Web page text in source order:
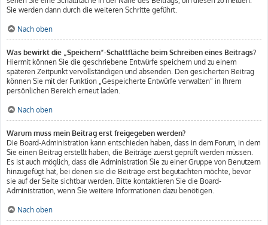
Sie werden dann durch die weiteren Schritte geführt.
Nach oben
Was bewirkt die „Speichern“-Schaltfläche beim Schreiben eines Beitrags?
Hiermit können Sie die geschriebene Entwürfe speichern und zu einem
späteren Zeitpunkt vervollständigen und absenden. Den gesicherten Beitrag
können Sie mit der Funktion „Gespeicherte Entwürfe verwalten“ in Ihrem
persönlichen Bereich erneut laden.
Nach oben
Warum muss mein Beitrag erst freigegeben werden?
Die Board-Administration kann entschieden haben, dass in dem Forum, in dem
Sie einen Beitrag erstellt haben, die Beiträge zuerst geprüft werden müssen.
Es ist auch möglich, dass die Administration Sie zu einer Gruppe von Benutzern
hinzugefügt hat, bei denen sie die Beiträge erst begutachten möchte, bevor
sie auf der Seite sichtbar werden. Bitte kontaktieren Sie die Board-
Administration, wenn Sie weitere Informationen dazu benötigen.
Nach oben